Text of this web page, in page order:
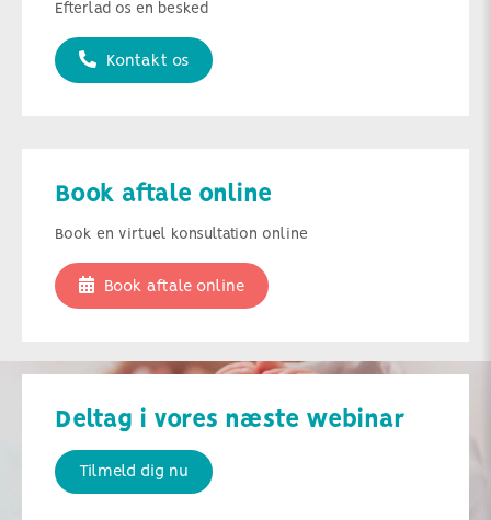
Efterlad os en besked
Kontakt os
Book aftale online
Book en virtuel konsultation online
Book aftale online
Deltag i vores næste webinar
Tilmeld dig nu